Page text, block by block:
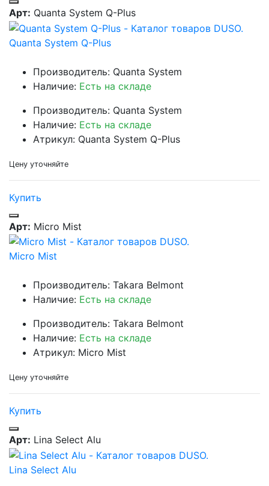
Арт: Quanta System Q-Plus
Quanta System Q-Plus
Производитель: Quanta System
Наличие: Есть на складе
Производитель: Quanta System
Наличие: Есть на складе
Атрикул: Quanta System Q-Plus
Цену уточняйте
Купить
Арт: Micro Mist
Micro Mist
Производитель: Takara Belmont
Наличие: Есть на складе
Производитель: Takara Belmont
Наличие: Есть на складе
Атрикул: Micro Mist
Цену уточняйте
Купить
Арт: Lina Select Alu
Lina Select Alu